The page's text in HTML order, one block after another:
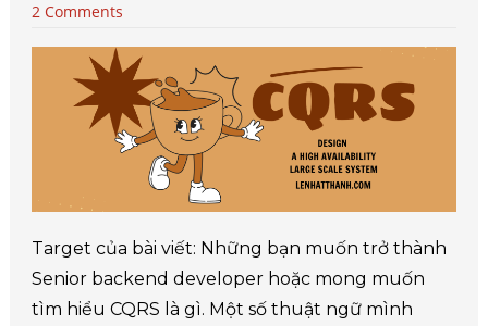
2 Comments
Target của bài viết: Những bạn muốn trở thành
Senior backend developer hoặc mong muốn
tìm hiểu CQRS là gì. Một số thuật ngữ mình